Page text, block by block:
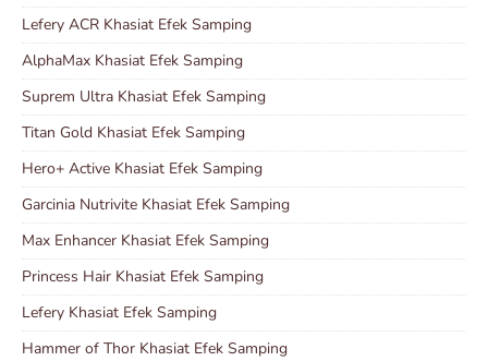
Lefery ACR Khasiat Efek Samping
AlphaMax Khasiat Efek Samping
Suprem Ultra Khasiat Efek Samping
Titan Gold Khasiat Efek Samping
Hero+ Active Khasiat Efek Samping
Garcinia Nutrivite Khasiat Efek Samping
Max Enhancer Khasiat Efek Samping
Princess Hair Khasiat Efek Samping
Lefery Khasiat Efek Samping
Hammer of Thor Khasiat Efek Samping